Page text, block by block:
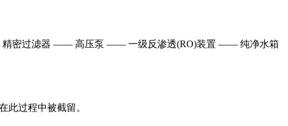
密过滤器 —— 高压泵 —— 一级反渗透(RO)装置 —— 纯净水箱
此过程中被截留。